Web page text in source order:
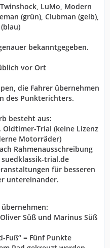
LuMo, Modern
(grün), Clubman (gelb),
bekanntgegeben.
vor Ort
die Fahrer übernehmen
des Punkterichters.
besteht aus:
Trial (keine Lizenz
Motorräder)
Rahmenausschreibung
suedklassik-trial.de
für besseren
untereinander.
Süß und Marinus Süß
Fuß“ = Fünf Punkte